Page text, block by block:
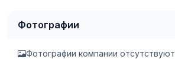
Фотографии
Фотографии компании отсутствуют